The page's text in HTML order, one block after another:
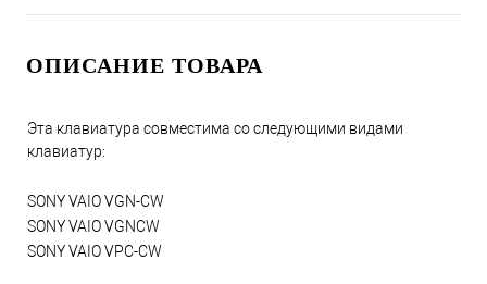
ОПИСАНИЕ ТОВАРА
Эта клавиатура совместима со следующими видами
клавиатур:
SONY VAIO VGN-CW
SONY VAIO VGNCW
SONY VAIO VPC-CW